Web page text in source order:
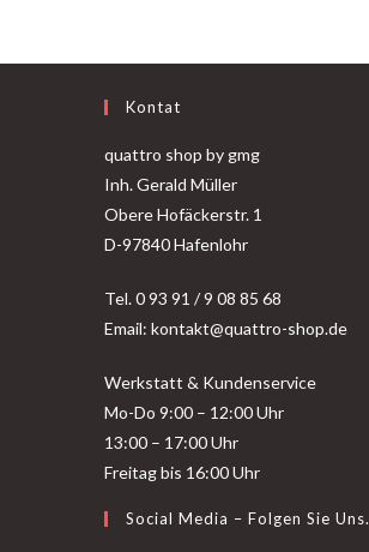
Kontat
quattro shop by gmg
Inh. Gerald Müller
Obere Hofäckerstr. 1
D-97840 Hafenlohr
Tel. 0 93 91 / 9 08 85 68
Email: kontakt@quattro-shop.de
Werkstatt & Kundenservice
Mo-Do 9:00 – 12:00 Uhr
13:00 – 17:00 Uhr
Freitag bis 16:00 Uhr
Social Media – Folgen Sie Uns.